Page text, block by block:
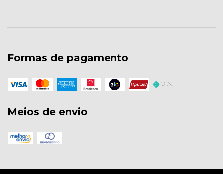
Formas de pagamento
Meios de envio